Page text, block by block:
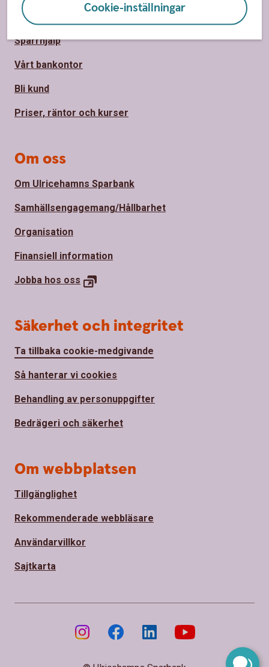
Cookie-inställningar
Kundservice/Kontakta oss
Spärrhjälp
Vårt bankontor
Bli kund
Priser, räntor och kurser
Om oss
Om Ulricehamns Sparbank
Samhällsengagemang/Hållbarhet
Organisation
Finansiell information
Jobba hos oss
Säkerhet och integritet
Ta tillbaka cookie-medgivande
Så hanterar vi cookies
Behandling av personuppgifter
Bedrägeri och säkerhet
Om webbplatsen
Tillgänglighet
Rekommenderade webbläsare
Användarvillkor
Sajtkarta